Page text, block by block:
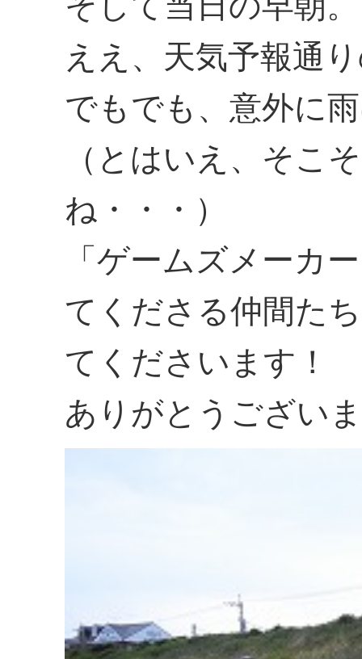
ええ、天気予報通
でもでも、意外に
（とはいえ、そこ
ね・・・）
「ゲームズメーカ
てくださる仲間た
てくださいます！
ありがとうござい